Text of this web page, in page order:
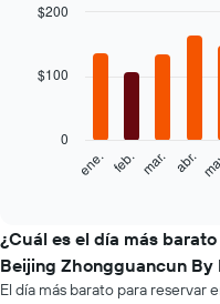
with
siguiente
el
precio
promedio
de
ene. feb. mar. abr.
0
$100
$200
¿Cuál es el día más
Beijing Zhongguancun By
El día más barato para reservar